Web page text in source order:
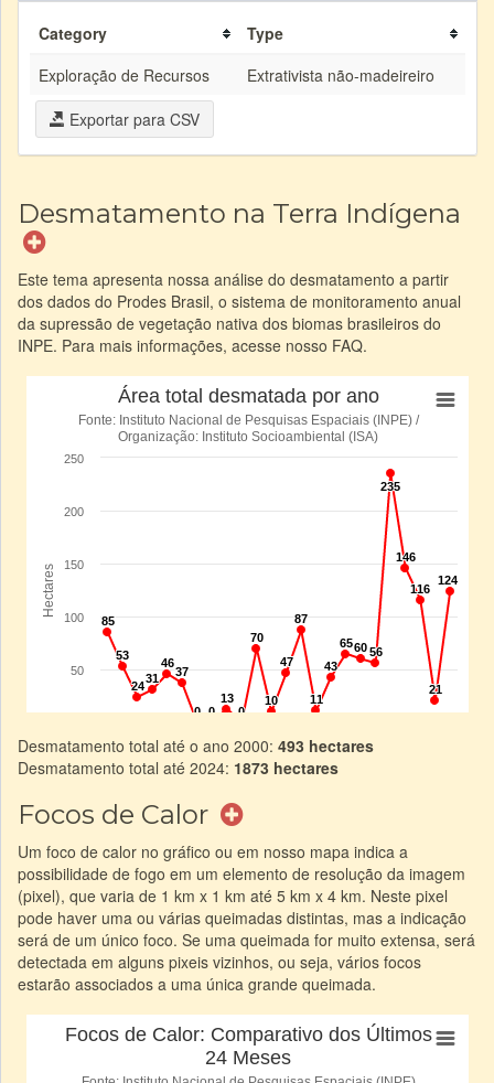
Category
Type
Exploração de Recursos
Extrativista não-madeireiro
Exportar para CSV
Desmatamento na Terra Indígena
Este tema apresenta nossa análise do desmatamento a partir
dos dados do Prodes Brasil, o sistema de monitoramento anual
da supressão de vegetação nativa dos biomas brasileiros do
INPE. Para mais informações, acesse nosso FAQ.
Desmatamento total até o ano 2000: 493 hectares
Desmatamento total até 2024: 1873 hectares
Focos de Calor
Um foco de calor no gráfico ou em nosso mapa indica a
possibilidade de fogo em um elemento de resolução da imagem
(pixel), que varia de 1 km x 1 km até 5 km x 4 km. Neste pixel
pode haver uma ou várias queimadas distintas, mas a indicação
será de um único foco. Se uma queimada for muito extensa, será
detectada em alguns pixeis vizinhos, ou seja, vários focos
estarão associados a uma única grande queimada.